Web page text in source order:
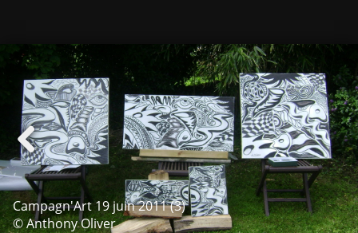
Campagn'Art 19 juin 2011 (3)
© Anthony Oliver